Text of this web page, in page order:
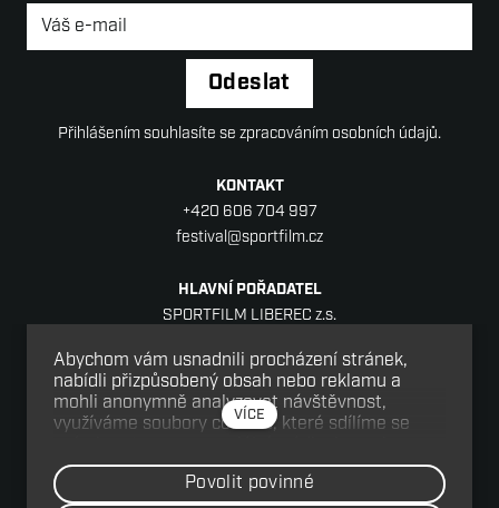
Newsletter *
Odeslat
Přihlášením souhlasíte se zpracováním osobních údajů.
KONTAKT
+420 606 704 997
festival@sportfilm.cz
HLAVNÍ POŘADATEL
SPORTFILM LIBEREC z.s.
460 05 Liberec
IČ: 08152977
Victoria Production s.r.o.
Hálkova 2, 120 00 Praha
Abychom vám usnadnili procházení stránek,
nabídli přizpůsobený obsah nebo reklamu a
mohli anonymně analyzovat návštěvnost,
využíváme soubory cookies, které sdílíme se
analýzu. Jejich nastavení upravíte odkazem
"Nastavení cookies" a kdykoliv jej můžete změnit
VÍCE
Povolit povinné